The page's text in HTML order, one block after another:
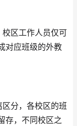
区工作人员仅可
对应班级的外教
分，各校区的班
存，不同校区之